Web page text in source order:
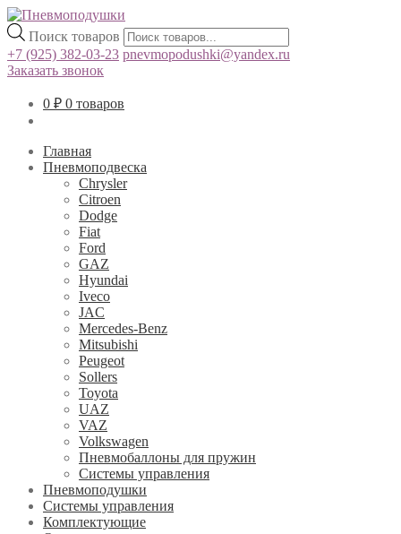
Поиск товаров
+7 (925) 382-03-23 pnevmopodushki@yandex.ru
Заказать звонок
0 ₽ 0 товаров
Главная
Пневмоподвеска
Chrysler
Citroen
Dodge
Fiat
Ford
GAZ
Hyundai
Iveco
JAC
Mercedes-Benz
Mitsubishi
Peugeot
Sollers
Toyota
UAZ
VAZ
Volkswagen
Пневмобаллоны для пружин
Системы управления
Пневмоподушки
Системы управления
Комплектующие